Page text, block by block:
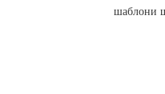
шаблони